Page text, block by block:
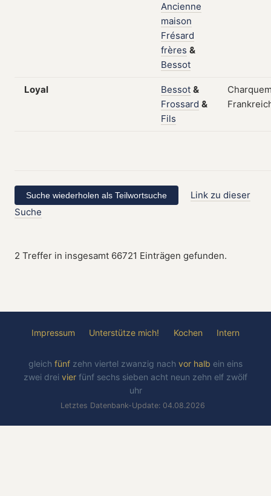
Ancienne
maison
Frésard
frères &
Bessot
Loyal Bessot &
Frossard &
Fils
Link zu dieser
Suche
2 Treffer in insgesamt 66721 Einträgen gefunden.
Impressum Unterstütze mich! Kochen Intern
gleich fünf zehn viertel zwanzig nach vor halb ein eins
zwei drei vier fünf sechs sieben acht neun zehn elf zwölf
uhr
Letztes Datenbank-Update: 04.08.2026